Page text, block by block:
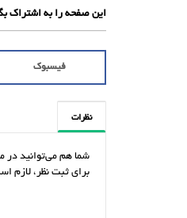
این صفحه را به اشتراک
فیسبوک
نظرات
شما هم می‌توانید در
برای ثبت نظر، لازم